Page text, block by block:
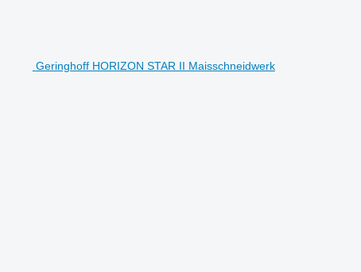
Geringhoff HORIZON STAR II Maisschneidwerk